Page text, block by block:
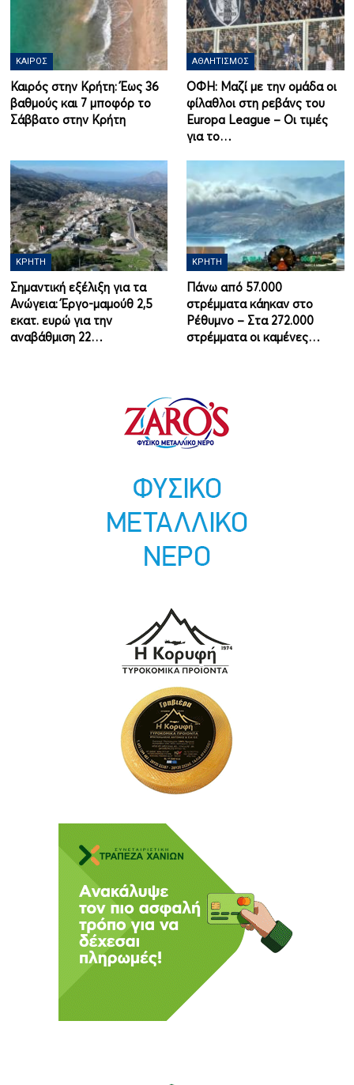
ΚΑΙΡΌΣ
Καιρός στην Κρήτη: Έως 36
βαθμούς και 7 μποφόρ το
Σάββατο στην Κρήτη
ΑΘΛΗΤΙΣΜΌΣ
ΟΦΗ: Μαζί με την ομάδα οι
φίλαθλοι στη ρεβάνς του
Europa League – Οι τιμές
για το…
ΚΡΉΤΗ
Σημαντική εξέλιξη για τα
Ανώγεια: Έργο-μαμούθ 2,5
εκατ. ευρώ για την
αναβάθμιση 22…
ΚΡΉΤΗ
Πάνω από 57.000
στρέμματα κάηκαν στο
Ρέθυμνο – Στα 272.000
στρέμματα οι καμένες…